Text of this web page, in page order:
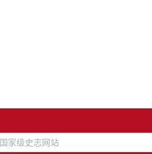
国家级史志网站